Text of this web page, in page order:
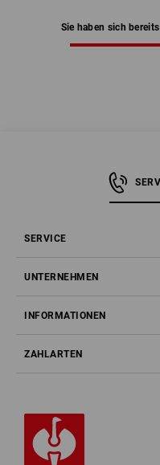
Sie haben sich
SERVICE
UNTERNEHMEN
INFORMATIONEN
ZAHLARTEN